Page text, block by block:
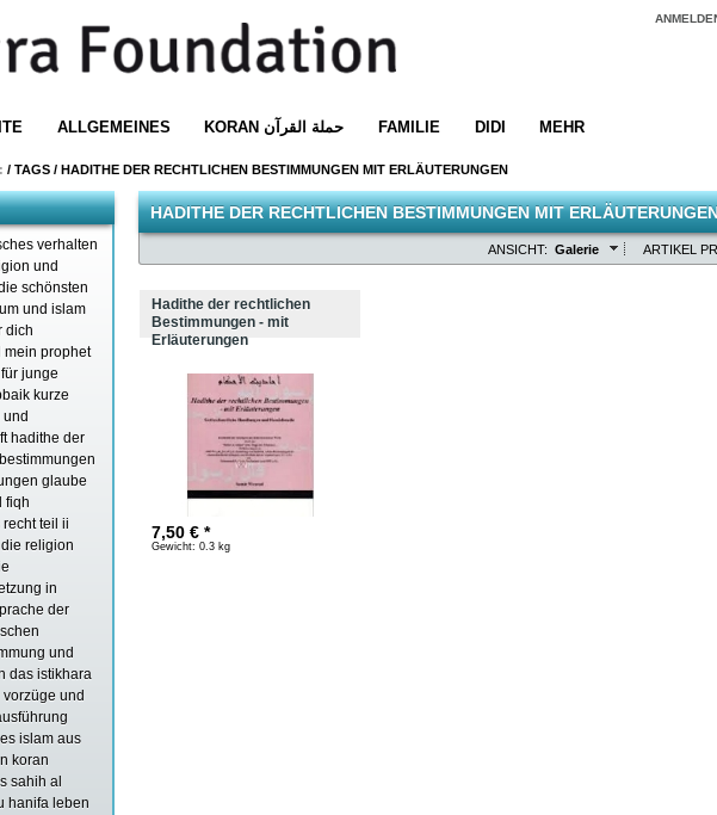
ALLGEMEINES KORAN حملة القرآن FAMILIE DIDI MEHR
/ TAGS / HADITHE DER RECHTLICHEN BESTIMMUNGEN MIT ERLÄUTERUNGEN
verhalten
und
schönsten
und islam
dich
mein prophet
junge
kurze
und
hadithe der
glaube
fiqh
teil ii
religion
in
der
und
das istikhara
und
islam aus
koran
sahih al
hanifa leben
HADITHE DER RECHTLICHEN BESTIMMUNGEN MIT
ARTIKEL
ANSICHT: Galerie
Hadithe der rechtlichen
Bestimmungen - mit
Erläuterungen
7,50 € *
Gewicht: 0.3 kg